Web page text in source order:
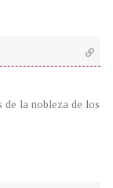
de la nobleza de los